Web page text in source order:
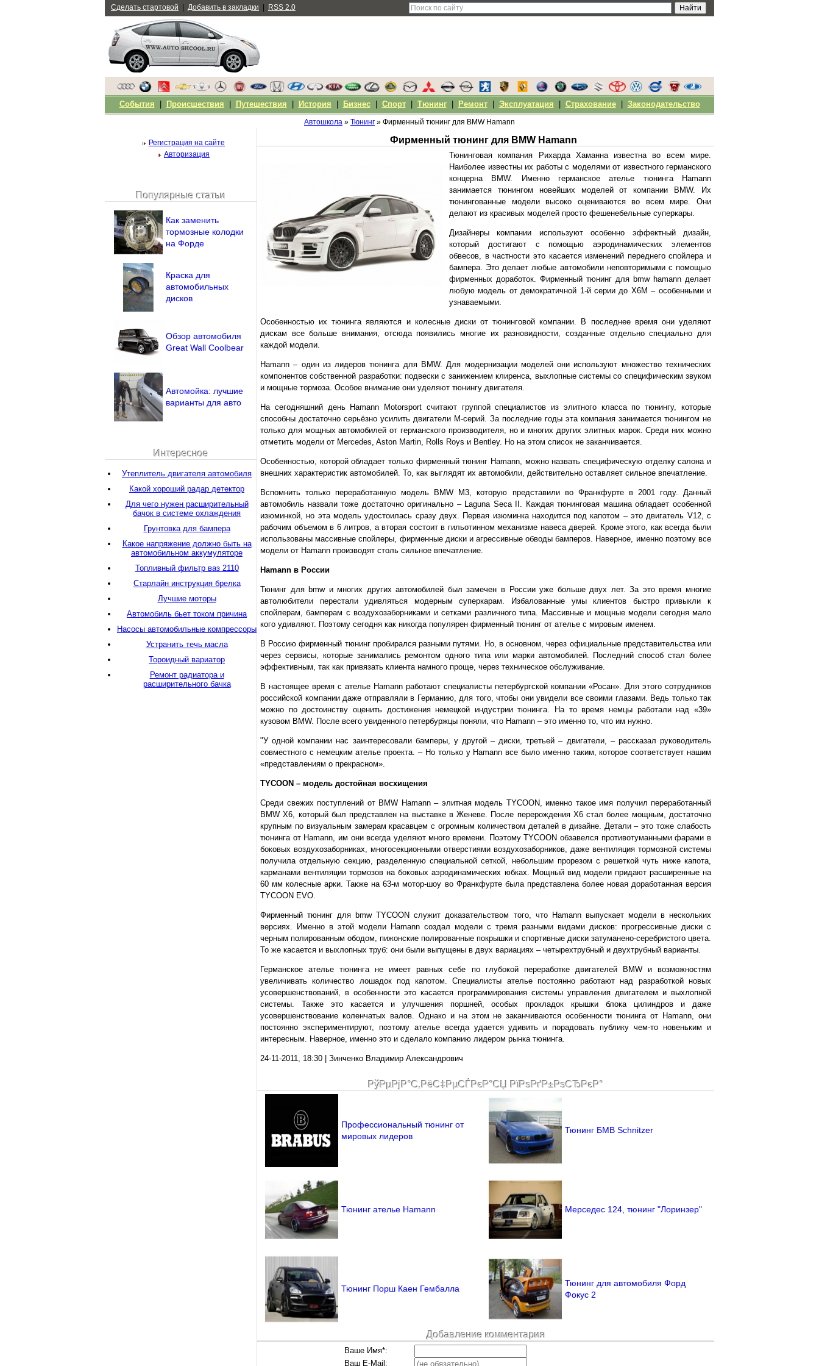
Автошкола » Тюнинг » Фирменный тюнинг для BMW Hamann
Фирменный тюнинг для BMW Hamann
Тюнинговая компания Рихарда Хаманна известна во всем мире.
Наиболее известны их работы с моделями от известного германского
концерна BMW. Именно германское ателье тюнинга Hamann
занимается тюнингом новейших моделей от компании BMW. Их
тюнингованные модели высоко оцениваются во всем мире. Они
делают из красивых моделей просто фешенебельные суперкары.
Дизайнеры компании используют особенно эффектный дизайн,
который достигают с помощью аэродинамических элементов
обвесов, в частности это касается изменений переднего спойлера и
бампера. Это делает любые автомобили неповторимыми с помощью
фирменных доработок. Фирменный тюнинг для bmw hamann делает
любую модель от демократичной 1-й серии до Х6М – особенными и
узнаваемыми.
Особенностью их тюнинга являются и колесные диски от тюнинговой компании. В последнее время они уделяют
дискам все больше внимания, отсюда появились многие их разновидности, созданные отдельно специально для
каждой модели.
Hamann – один из лидеров тюнинга для BMW. Для модернизации моделей они используют множество технических
компонентов собственной разработки: подвески с занижением клиренса, выхлопные системы со специфическим звуком
и мощные тормоза. Особое внимание они уделяют тюнингу двигателя.
На сегодняшний день Hamann Motorsport считают группой специалистов из элитного класса по тюнингу, которые
способны достаточно серьёзно усилить двигатели M-серий. За последние годы эта компания занимается тюнингом не
только для мощных автомобилей от германского производителя, но и многих других элитных марок. Среди них можно
отметить модели от Mercedes, Aston Martin, Rolls Roys и Bentley. Но на этом список не заканчивается.
Особенностью, которой обладает только фирменный тюнинг Нamann, можно назвать специфическую отделку салона и
внешних характеристик автомобилей. То, как выглядят их автомобили, действительно оставляет сильное впечатление.
Вспомнить только переработанную модель BMW М3, которую представили во Франкфурте в 2001 году. Данный
автомобиль назвали тоже достаточно оригинально – Laguna Seca II. Каждая тюнинговая машина обладает особенной
изюминкой, но эта модель удостоилась сразу двух. Первая изюминка находится под капотом – это двигатель V12, с
рабочим объемом в 6 литров, а вторая состоит в гильотинном механизме навеса дверей. Кроме этого, как всегда были
использованы массивные спойлеры, фирменные диски и агрессивные обводы бамперов. Наверное, именно поэтому все
модели от Hamann производят столь сильное впечатление.
Hamann в России
Тюнинг для bmw и многих других автомобилей был замечен в России уже больше двух лет. За это время многие
автолюбители перестали удивляться модерным суперкарам. Избалованные умы клиентов быстро привыкли к
спойлерам, бамперам с воздухозаборниками и сетками различного типа. Массивные и мощные модели сегодня мало
кого удивляют. Поэтому сегодня как никогда популярен фирменный тюнинг от ателье с мировым именем.
В Россию фирменный тюнинг пробирался разными путями. Но, в основном, через официальные представительства или
через сервисы, которые занимались ремонтом одного типа или марки автомобилей. Последний способ стал более
эффективным, так как привязать клиента намного проще, через техническое обслуживание.
В настоящее время с ателье Hamann работают специалисты петербургской компании «Росан». Для этого сотрудников
российской компании даже отправляли в Германию, для того, чтобы они увидели все своими глазами. Ведь только так
можно по достоинству оценить достижения немецкой индустрии тюнинга. На то время немцы работали над «39»
кузовом BMW. После всего увиденного петербуржцы поняли, что Hamann – это именно то, что им нужно.
"У одной компании нас заинтересовали бамперы, у другой – диски, третьей – двигатели, – рассказал руководитель
совместного с немецким ателье проекта. – Но только у Hamann все было именно таким, которое соответствует нашим
«представлениям о прекрасном».
TYCOON – модель достойная восхищения
Среди свежих поступлений от BMW Hamann – элитная модель TYCOON, именно такое имя получил переработанный
BMW Х6, который был представлен на выставке в Женеве. После перерождения Х6 стал более мощным, достаточно
крупным по визуальным замерам красавцем с огромным количеством деталей в дизайне. Детали – это тоже слабость
тюнинга от Hamann, им они всегда уделяют много времени. Поэтому TYCOON обзавелся противотуманными фарами в
боковых воздухозаборниках, многосекционными отверстиями воздухозаборников, даже вентиляция тормозной системы
получила отдельную секцию, разделенную специальной сеткой, небольшим прорезом с решеткой чуть ниже капота,
карманами вентиляции тормозов на боковых аэродинамических юбках. Мощный вид модели придают расширенные на
60 мм колесные арки. Также на 63-м мотор-шоу во Франкфурте была представлена более новая доработанная версия
TYCOON EVO.
Фирменный тюнинг для bmw TYCOON служит доказательством того, что Hamann выпускает модели в нескольких
версиях. Именно в этой модели Hamann создал модели с тремя разными видами дисков: прогрессивные диски с
черным полированным ободом, пижонские полированные покрышки и спортивные диски затуманено-серебристого цвета.
То же касается и выхлопных труб: они были выпущены в двух вариациях – четырехтрубный и двухтрубный варианты.
Германское ателье тюнинга не имеет равных себе по глубокой переработке двигателей BMW и возможностям
увеличивать количество лошадок под капотом. Специалисты ателье постоянно работают над разработкой новых
усовершенствований, в особенности это касается программирования системы управления двигателем и выхлопной
системы. Также это касается и улучшения поршней, особых прокладок крышки блока цилиндров и даже
усовершенствование коленчатых валов. Однако и на этом не заканчиваются особенности тюнинга от Hamann, они
постоянно экспериментируют, поэтому ателье всегда удается удивить и порадовать публику чем-то новеньким и
интересным. Наверное, именно это и сделало компанию лидером рынка тюнинга.
24-11-2011, 18:30 | Зинченко Владимир Александрович
РўРµРјР°С‚РёС‡РµСЃРєР°СЏ РїРѕРґР±РѕСЂРєР°
Профессиональный тюнинг от
мировых лидеров
Тюнинг БМВ Schnitzer
Тюнинг ателье Hamann Мерседес 124, тюнинг "Лоринзер"
Тюнинг Порш Каен Гембалла
Тюнинг для автомобиля Форд
Фокус 2
Добавление комментария
Ваше Имя*:
Ваш E-Mail:
Регистрация на сайте
Авторизация
Напомнить пароль?
Популярные статьи
Как заменить
тормозные колодки
на Форде
Краска для
автомобильных
дисков
Обзор автомобиля
Great Wall Coolbear
Автомойка: лучшие
варианты для авто
Интересное
Утеплитель двигателя автомобиля
Какой хороший радар детектор
Для чего нужен расширительный
бачок в системе охлаждения
Грунтовка для бампера
Какое напряжение должно быть на
автомобильном аккумуляторе
Топливный фильтр ваз 2110
Старлайн инструкция брелка
Лучшие моторы
Автомобиль бьет током причина
Насосы автомобильные компрессоры
Устранить течь масла
Тороидный вариатор
Ремонт радиатора и
расширительного бачка
Сделать стартовой Добавить в закладки RSS 2.0
События Происшествия Путешествия История Бизнес| Спорт| Тюнинг| Ремонт| Эксплуатация Страхование| Законодательство